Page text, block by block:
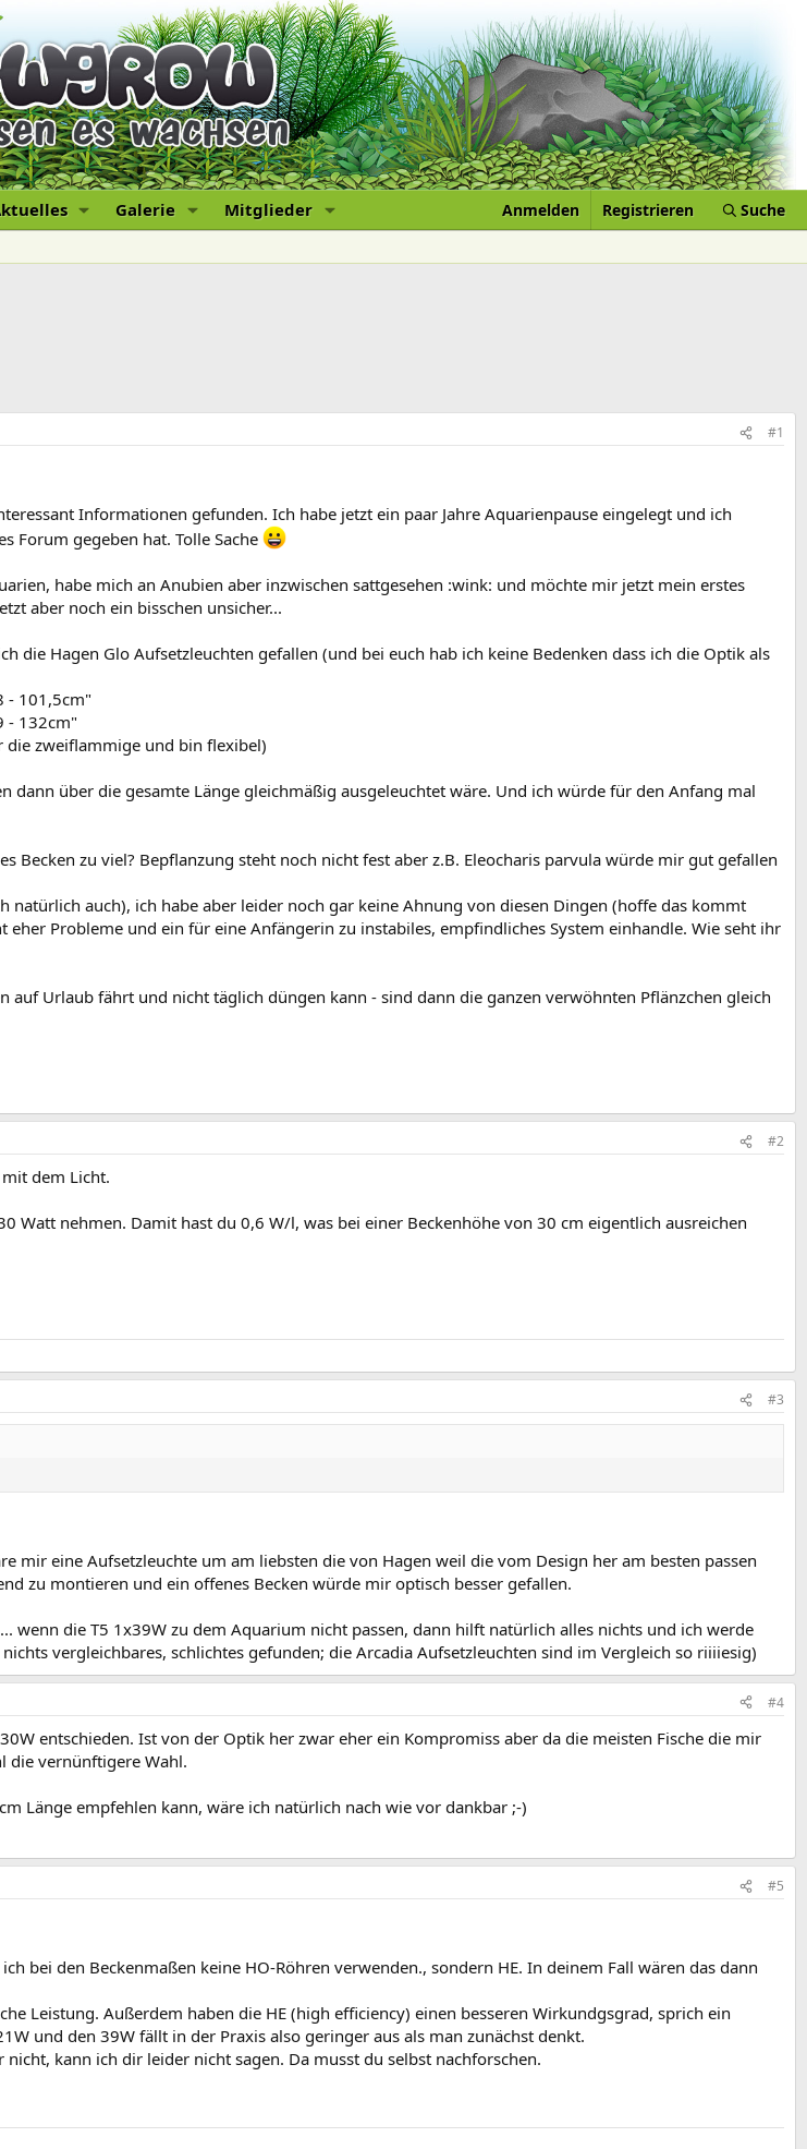
Galerie Mitglieder Anmelden Registrieren Suche
#1
Informationen gefunden. Ich habe jetzt ein paar Jahre Aquarienpause eingelegt und ich
Forum gegeben hat. Tolle Sache
habe mich an Anubien aber inzwischen sattgesehen :wink: und möchte mir jetzt mein erstes
aber noch ein bisschen unsicher...
die Hagen Glo Aufsetzleuchten gefallen (und bei euch hab ich keine Bedenken dass ich die Optik als
- 101,5cm"
- 132cm"
die zweiflammige und bin flexibel)
dann über die gesamte Länge gleichmäßig ausgeleuchtet wäre. Und ich würde für den Anfang mal
Becken zu viel? Bepflanzung steht noch nicht fest aber z.B. Eleocharis parvula würde mir gut gefallen
natürlich auch), ich habe aber leider noch gar keine Ahnung von diesen Dingen (hoffe das kommt
Probleme und ein für eine Anfängerin zu instabiles, empfindliches System einhandle. Wie seht ihr
auf Urlaub fährt und nicht täglich düngen kann - sind dann die ganzen verwöhnten Pflänzchen gleich
#2
dem Licht.
Watt nehmen. Damit hast du 0,6 W/l, was bei einer Beckenhöhe von 30 cm eigentlich ausreichen
#3
mir eine Aufsetzleuchte um am liebsten die von Hagen weil die vom Design her am besten passen
zu montieren und ein offenes Becken würde mir optisch besser gefallen.
wenn die T5 1x39W zu dem Aquarium nicht passen, dann hilft natürlich alles nichts und ich werde
vergleichbares, schlichtes gefunden; die Arcadia Aufsetzleuchten sind im Vergleich so riiiiesig)
#4
entschieden. Ist von der Optik her zwar eher ein Kompromiss aber da die meisten Fische die mir
die vernünftigere Wahl.
Länge empfehlen kann, wäre ich natürlich nach wie vor dankbar ;-)
#5
bei den Beckenmaßen keine HO-Röhren verwenden., sondern HE. In deinem Fall wären das dann
Leistung. Außerdem haben die HE (high efficiency) einen besseren Wirkundgsgrad, sprich ein
und den 39W fällt in der Praxis also geringer aus als man zunächst denkt.
kann ich dir leider nicht sagen. Da musst du selbst nachforschen.